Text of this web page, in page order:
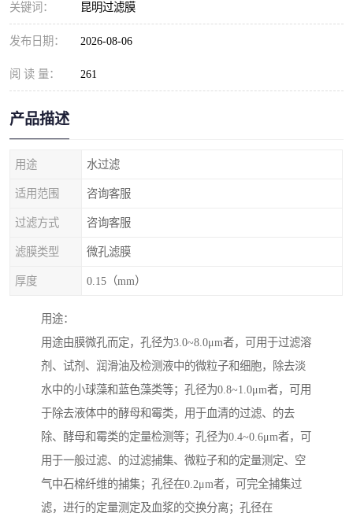
关键词： 昆明过滤膜
发布日期： 2026-08-06
阅 读 量： 261
产品描述
用途 水过滤
适用范围 咨询客服
过滤方式 咨询客服
滤膜类型 微孔滤膜
厚度 0.15（mm）
用途：
用途由膜微孔而定，孔径为3.0~8.0μm者，可用于过滤溶
剂、试剂、润滑油及检测液中的微粒子和细胞，除去淡
水中的小球藻和蓝色藻类等；孔径为0.8~1.0μm者，可用
于除去液体中的酵母和霉类，用于血清的过滤、的去
除、酵母和霉类的定量检测等；孔径为0.4~0.6μm者，可
用于一般过滤、的过滤捕集、微粒子和的定量测定、空
气中石棉纤维的捕集；孔径在0.2μm者，可完全捕集过
滤，进行的定量测定及血浆的交换分离；孔径在